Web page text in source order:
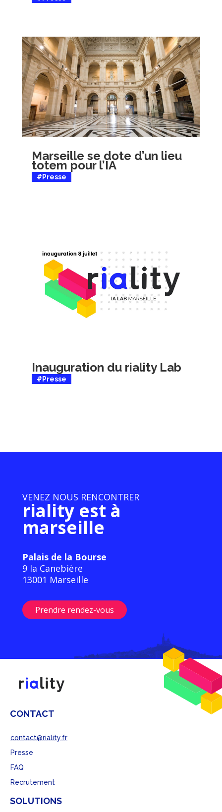
Marseille se dote d’un lieu
totem pour l’IA
#Presse
Inauguration du riality Lab
#Presse
VENEZ NOUS RENCONTRER
riality est à
marseille
Palais de la Bourse
9 la Canebière
13001 Marseille
Prendre rendez-vous
CONTACT
contact@riality.fr
Presse
FAQ
Recrutement
SOLUTIONS